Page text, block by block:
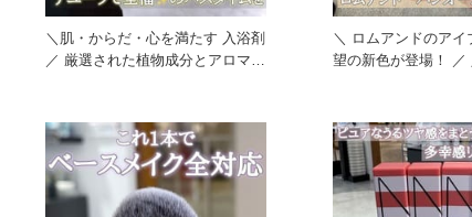
＼肌・からだ・心を満たす 入浴剤
／ 厳選された植物成分とアロマテ
＼ ロムアンドのアイ
望の新色が登場！ ／ 人気のアイ